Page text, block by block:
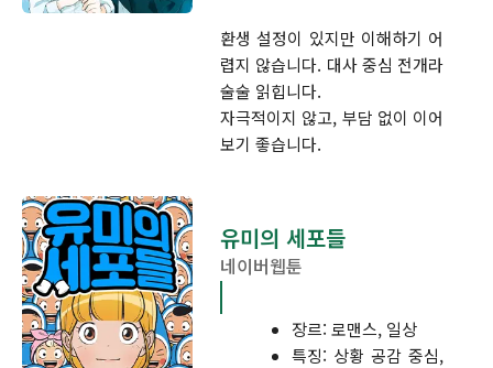
환생 설정이 있지만 이해하기 어
렵지 않습니다. 대사 중심 전개라
술술 읽힙니다.
자극적이지 않고, 부담 없이 이어
보기 좋습니다.
유미의 세포들
네이버웹툰
장르: 로맨스, 일상
특징: 상황 공감 중심,